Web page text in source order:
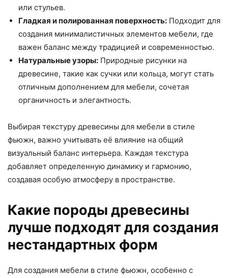
или стульев.
Гладкая и полированная поверхность: Подходит для
создания минималистичных элементов мебели, где
важен баланс между традицией и современностью.
Натуральные узоры: Природные рисунки на
древесине, такие как сучки или кольца, могут стать
отличным дополнением для мебели, сочетая
органичность и элегантность.
Выбирая текстуру древесины для мебели в стиле
фьюжн, важно учитывать её влияние на общий
визуальный баланс интерьера. Каждая текстура
добавляет определенную динамику и гармонию,
создавая особую атмосферу в пространстве.
Какие породы древесины
лучше подходят для создания
нестандартных форм
Для создания мебели в стиле фьюжн, особенно с